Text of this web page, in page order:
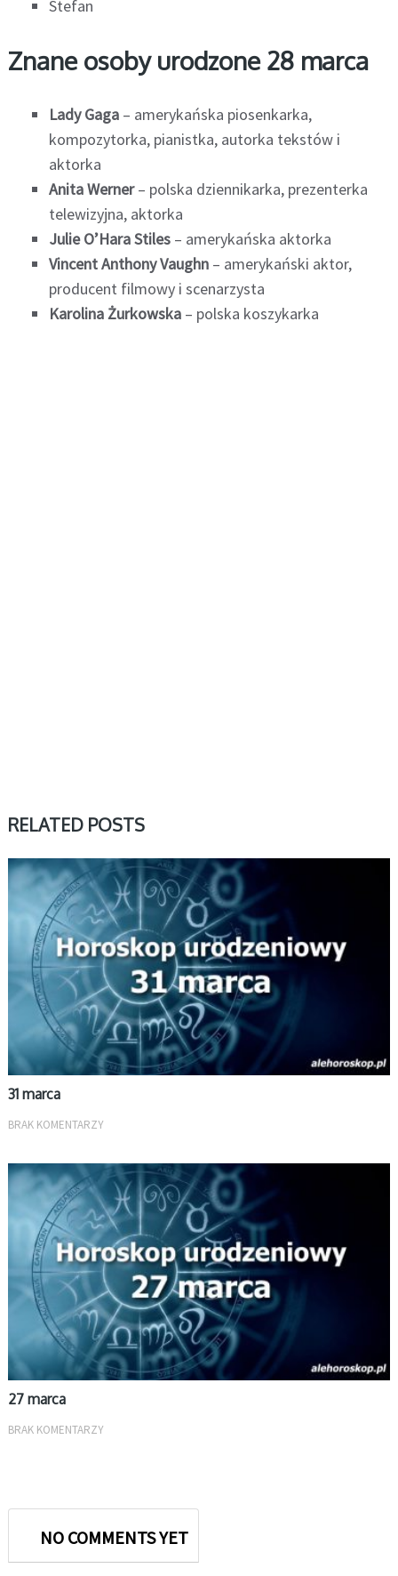
Stefan
Znane osoby urodzone 28 marca
Lady Gaga– amerykańska piosenkarka,
kompozytorka, pianistka, autorka tekstów i
aktorka
Anita Werner– polska dziennikarka, prezenterka
telewizyjna, aktorka
Julie O’Hara Stiles – amerykańska aktorka
Vincent Anthony Vaughn– amerykański aktor,
producent filmowy i scenarzysta
Karolina Żurkowska– polska koszykarka
RELATED POSTS
MARZEC
31 marca
BRAK KOMENTARZY
MARZEC
27 marca
BRAK KOMENTARZY
NO COMMENTS YET